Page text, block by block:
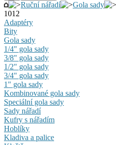
Ruční nářadí Gola sady
1012
Adaptéry
Bity
Gola sady
1/4" gola sady
3/8" gola sady
1/2" gola sady
3/4" gola sady
1" gola sady
Kombinované gola sady
Speciální gola sady
Sady nářadí
Kufry s nářadím
Hoblíky
Kladiva a palice